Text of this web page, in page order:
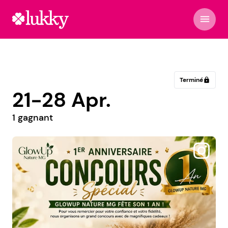
menu
Terminélock
21-28 Apr.
1 gagnant
@astrobloom.amelie